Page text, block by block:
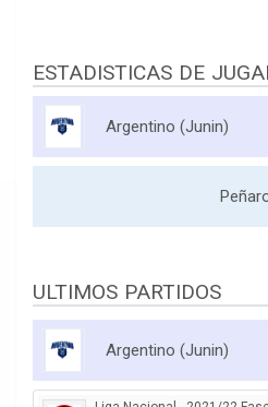
ESTADISTICAS DE
Argentino (Junin)
ULTIMOS PARTIDOS
Argentino (Junin)